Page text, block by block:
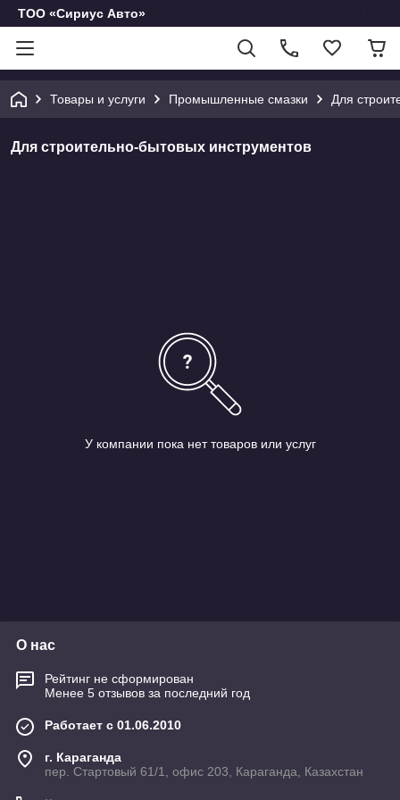
ТОО «Сириус Авто»
Товары и услуги Промышленные смазки Для
Для строительно-бытовых инструментов
У компании пока нет товаров или услуг
О нас
Рейтинг не сформирован
Менее 5 отзывов за последний год
Работает с 01.06.2010
г. Караганда
пер. Стартовый 61/1, офис 203, Караганда, Казахстан